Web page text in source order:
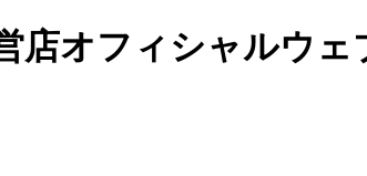
店オフィシャルウェ